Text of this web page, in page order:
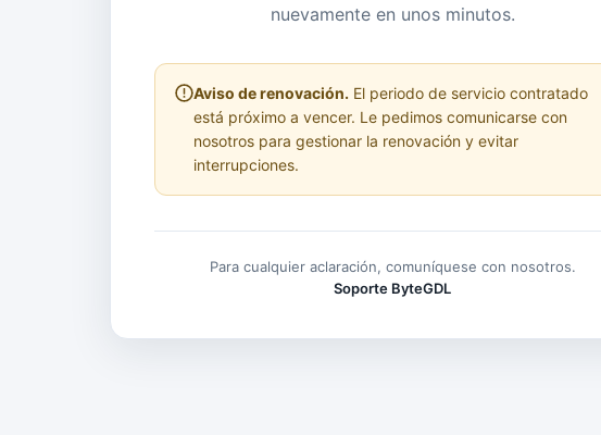
nuevamente en unos minutos.
Aviso de renovación. El periodo de servicio contratado
está próximo a vencer. Le pedimos comunicarse con
nosotros para gestionar la renovación y evitar
interrupciones.
Para cualquier aclaración, comuníquese con nosotros.
Soporte ByteGDL